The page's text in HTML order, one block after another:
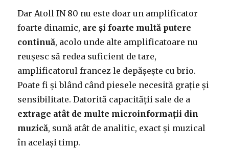
Dar Atoll IN 80 nu este doar un amplificator
foarte dinamic, are și foarte multă putere
continuă, acolo unde alte amplificatoare nu
reușesc să redea suficient de tare,
amplificatorul francez le depășește cu brio.
Poate fi și blând când piesele necesită grație și
sensibilitate. Datorită capacității sale de a
extrage atât de multe microinformații din
muzică, sună atât de analitic, exact și muzical
în același timp.